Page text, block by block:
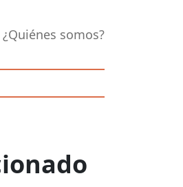
¿Quiénes somos?